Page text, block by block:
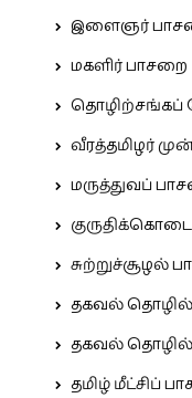
இளைஞர்
மகளிர் பாசறை
தொழிற்சங்கப்
வீரத்தமிழர்
மருத்துவப்
சுற்றுச்சூழல்
தகவல்
தகவல்
தமிழ் மீட்சிப்